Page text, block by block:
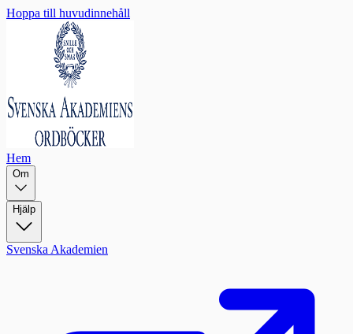
Hoppa till huvudinnehåll
Hem
Om
Hjälp
Svenska Akademien